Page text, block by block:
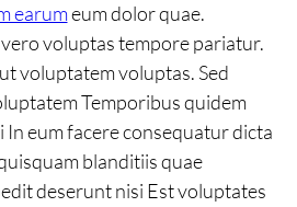
earumeum dolor quae.
voluptas tempore pariatur.
voluptatem voluptas. Sed
Temporibus quidem
eum facere consequatur dicta
blanditiis quae
deserunt nisi Est voluptates